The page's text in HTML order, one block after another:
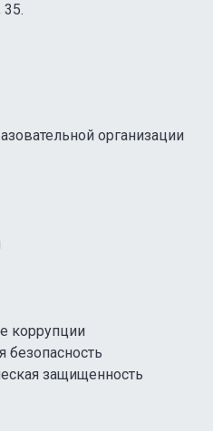
организации
коррупции
безопасность
защищенность